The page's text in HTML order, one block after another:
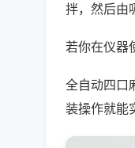
拌，然后由
若你在仪器
全自动四口
装操作就能